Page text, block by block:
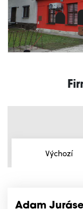
Výchozí
Adam